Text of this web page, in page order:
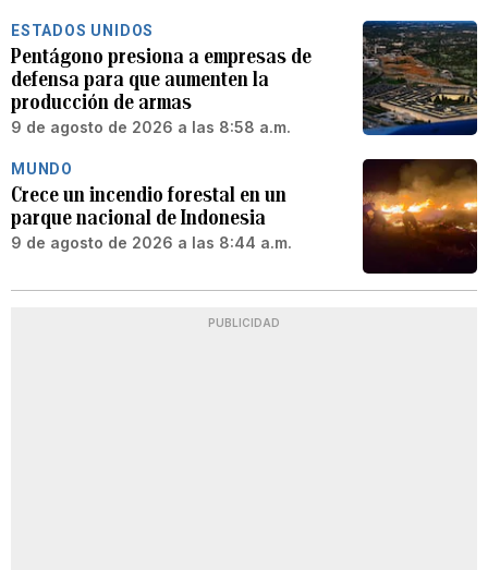
ESTADOS UNIDOS
Pentágono presiona a empresas de
defensa para que aumenten la
producción de armas
9 de agosto de 2026 a las 8:58 a.m.
MUNDO
Crece un incendio forestal en un
parque nacional de Indonesia
9 de agosto de 2026 a las 8:44 a.m.
PUBLICIDAD